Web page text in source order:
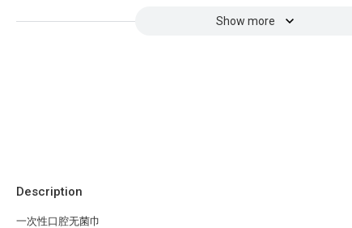
Show more
Description
一次性口腔无菌巾